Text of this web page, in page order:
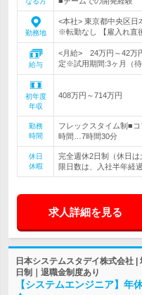
勤務地
<本社> 東京都中央区
※転勤なし 【雇入れ直
給与
<月給> 24万円～42万
定※試用期間:3ヶ月（待
初年度
年収
408万円～714万円
勤務
時間
フレックスタイム制■
時間…7時間30分
休日
休暇
完全週休2日制（休日
限日数は、入社半年経
求人詳細を見る
日本システムスタデイ株式会社
日制｜退職金制度あり
【システムエンジニア】